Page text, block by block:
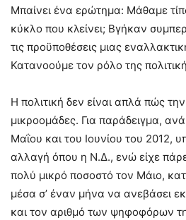
Μπαίνει ένα ερώτημα: Μάθαμε
κύκλο που κλείνει; Βγήκαν
τις προϋποθέσεις μιας
Κατανοούμε τον ρόλο της
Η πολιτική δεν είναι απλά πώς
μικροομάδες. Για παράδειγμα,
Μαΐου και του Ιουνίου του 2012,
αλλαγή όπου η Ν.Δ., ενώ είχε
πολύ μικρό ποσοστό τον Μάιο,
μέσα σ’ έναν μήνα να ανεβάσει
και τον αριθμό των ψηφοφόρων